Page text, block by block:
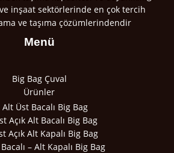
inşaat sektörlerinde en çok tercih
ve taşıma çözümlerindendir
Menü
Big Bag Çuval
Ürünler
Alt Üst Bacalı Big Bag
Açık Alt Bacalı Big Bag
Açık Alt Kapalı Big Bag
– Alt Kapalı Big Bag